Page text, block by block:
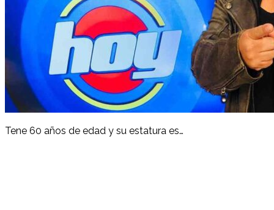
Tene 60 años de edad y su estatura es…